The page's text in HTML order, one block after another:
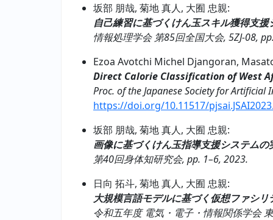
坂部 朋哉, 菊地 真人, 大囿 忠親:
自己練習に基づくけん玉スキル獲得支
情報処理学会 第85回全国大会, 5ZJ-08,
Ezoa Avotchi Michel Djangoran,
Direct Calorie Classification of West
Proc. of the Japanese Society for Artificial
https://doi.org/10.11517/
坂部 朋哉, 菊地 真人, 大囿 忠親:
画像に基づくけん玉指導支援システム
第40回身体知研究会, pp. 1–6, 2023.
日向 拓斗, 菊地 真人, 大囿 忠親:
大規模言語モデルに基づく仮想ファシ
令和五年度 電気・電子・情報関係学会